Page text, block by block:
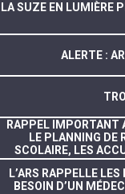
LA SUZE EN LUMIÈRE
ALERTE :
RAPPEL IMPORTANT
LE PLANNING DE
SCOLAIRE, LES
L’ARS RAPPELLE
BESOIN D’UN